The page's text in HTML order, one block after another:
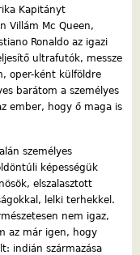
Kapitányt
Villám Mc Queen,
Ronaldo az igazi
ultrafutók, messze
oper-ként külföldre
barátom a személyes
ember, hogy ő maga is
személyes
képességük
elszalasztott
lelki terhekkel.
nem igaz,
az már igen, hogy
indián származása